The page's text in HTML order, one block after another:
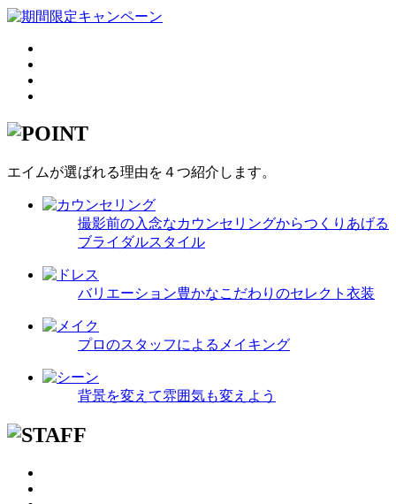
エイムが選ばれる理由を４つ紹介します。
撮影前の入念なカウンセリングからつくりあげる
ブライダルスタイル
バリエーション豊かなこだわりのセレクト衣装
プロのスタッフによるメイキング
背景を変えて雰囲気も変えよう